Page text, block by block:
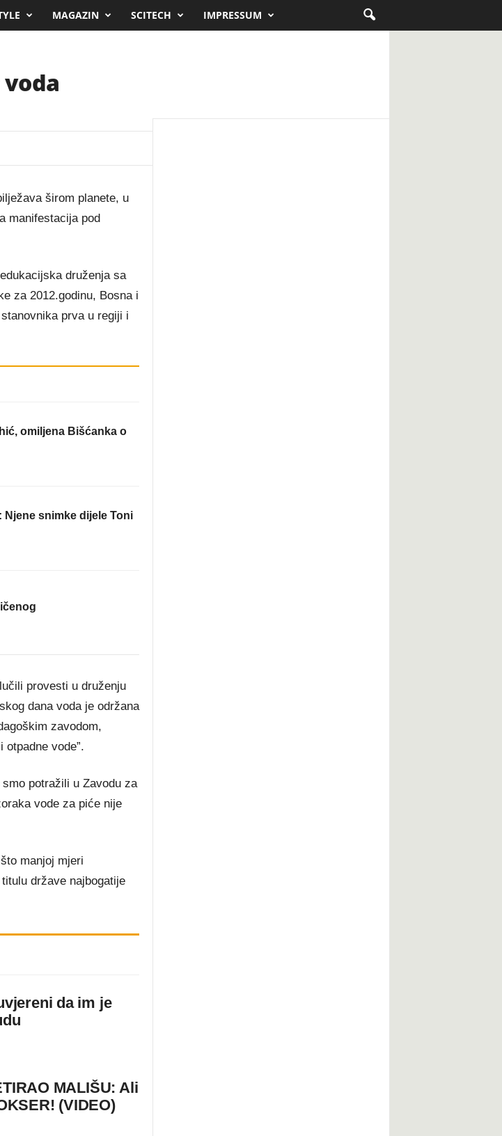
MAGAZIN SCITECH IMPRESSUM
voda
širom planete, u
manifestacija pod
druženja sa
za 2012.godinu, Bosna i
prva u regiji i
omiljena Bišćanka o
snimke dijele Toni
provesti u druženju
dana voda je održana
zavodom,
otpadne vode”.
potražili u Zavodu za
vode za piće nije
manjoj mjeri
države najbogatije
da im je
MALIŠU: Ali
(VIDEO)